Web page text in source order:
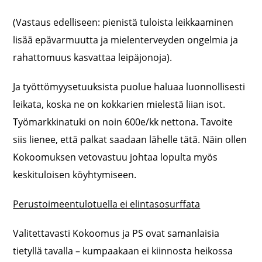
(Vastaus edelliseen: pienistä tuloista leikkaaminen
lisää epävarmuutta ja mielenterveyden ongelmia ja
rahattomuus kasvattaa leipäjonoja).
Ja työttömyysetuuksista puolue haluaa luonnollisesti
leikata, koska ne on kokkarien mielestä liian isot.
Työmarkkinatuki on noin 600e/kk nettona. Tavoite
siis lienee, että palkat saadaan lähelle tätä. Näin ollen
Kokoomuksen vetovastuu johtaa lopulta myös
keskituloisen köyhtymiseen.
Perustoimeentulotuella ei elintasosurffata
Valitettavasti Kokoomus ja PS ovat samanlaisia
tietyllä tavalla – kumpaakaan ei kiinnosta heikossa